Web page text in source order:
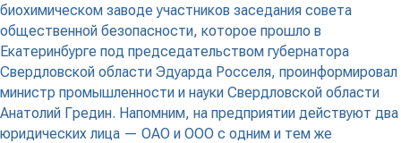
биохимическом заводе участников заседания совета
общественной безопасности, которое прошло в
Екатеринбурге под председательством губернатора
Свердловской области Эдуарда Росселя, проинформировал
министр промышленности и науки Свердловской области
Анатолий Гредин. Напомним, на предприятии действуют два
юридических лица — ОАО и ООО с одним и тем же